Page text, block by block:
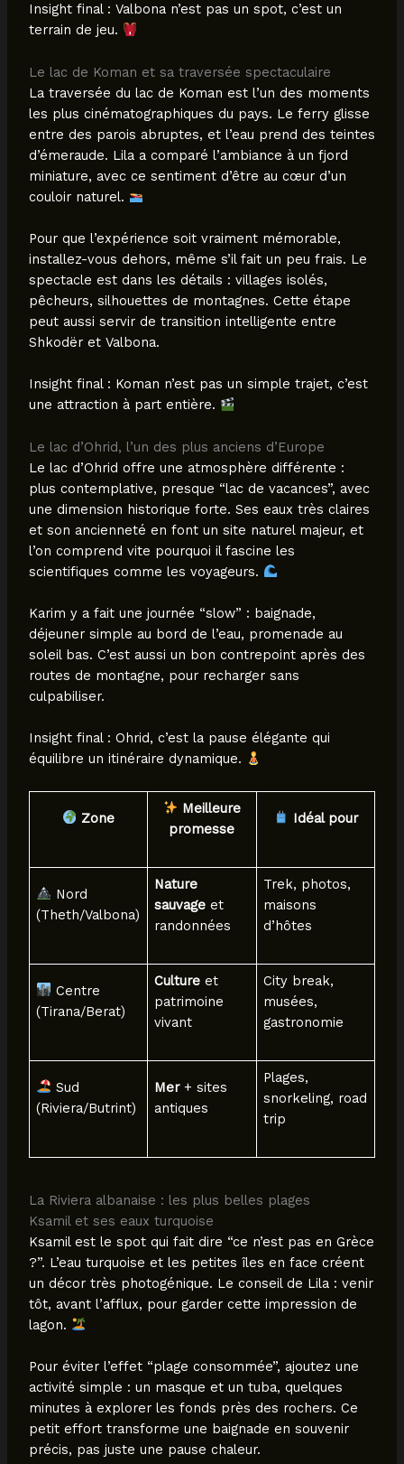
Insight final : Valbona n’est pas un spot, c’est un
terrain de jeu.
Le lac de Koman et sa traversée spectaculaire
La traversée du lac de Koman est l’un des moments
les plus cinématographiques du pays. Le ferry glisse
entre des parois abruptes, et l’eau prend des teintes
d’émeraude. Lila a comparé l’ambiance à un fjord
miniature, avec ce sentiment d’être au cœur d’un
couloir naturel.
Pour que l’expérience soit vraiment mémorable,
installez-vous dehors, même s’il fait un peu frais. Le
spectacle est dans les détails : villages isolés,
pêcheurs, silhouettes de montagnes. Cette étape
peut aussi servir de transition intelligente entre
Shkodër et Valbona.
Insight final : Koman n’est pas un simple trajet, c’est
une attraction à part entière.
Le lac d’Ohrid, l’un des plus anciens d’Europe
Le lac d’Ohrid offre une atmosphère différente :
plus contemplative, presque “lac de vacances”, avec
une dimension historique forte. Ses eaux très claires
et son ancienneté en font un site naturel majeur, et
l’on comprend vite pourquoi il fascine les
scientifiques comme les voyageurs.
Karim y a fait une journée “slow” : baignade,
déjeuner simple au bord de l’eau, promenade au
soleil bas. C’est aussi un bon contrepoint après des
routes de montagne, pour recharger sans
culpabiliser.
Insight final : Ohrid, c’est la pause élégante qui
équilibre un itinéraire dynamique.
Zone
Meilleure
promesse
Idéal pour
Nord
(Theth/Valbona)
Nature
sauvage et
randonnées
Trek, photos,
maisons
d’hôtes
Centre
(Tirana/Berat)
Culture et
patrimoine
vivant
City break,
musées,
gastronomie
Sud
(Riviera/Butrint)
Mer+ sites
antiques
Plages,
snorkeling, road
trip
La Riviera albanaise : les plus belles plages
Ksamil et ses eaux turquoise
Ksamil est le spot qui fait dire “ce n’est pas en Grèce
?”. L’eau turquoise et les petites îles en face créent
un décor très photogénique. Le conseil de Lila : venir
tôt, avant l’afflux, pour garder cette impression de
lagon.
Pour éviter l’effet “plage consommée”, ajoutez une
activité simple : un masque et un tuba, quelques
minutes à explorer les fonds près des rochers. Ce
petit effort transforme une baignade en souvenir
précis, pas juste une pause chaleur.